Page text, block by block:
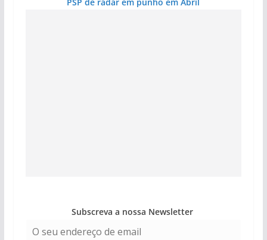
PSP de radar em punho em Abril
Subscreva a nossa Newsletter